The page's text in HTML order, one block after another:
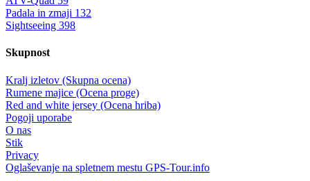
Padala in zmaji 132
Sightseeing 398
Skupnost
Kralj izletov (Skupna ocena)
Rumene majice (Ocena proge)
Red and white jersey (Ocena hriba)
Pogoji uporabe
O nas
Stik
Privacy
Oglaševanje na spletnem mestu GPS-Tour.info